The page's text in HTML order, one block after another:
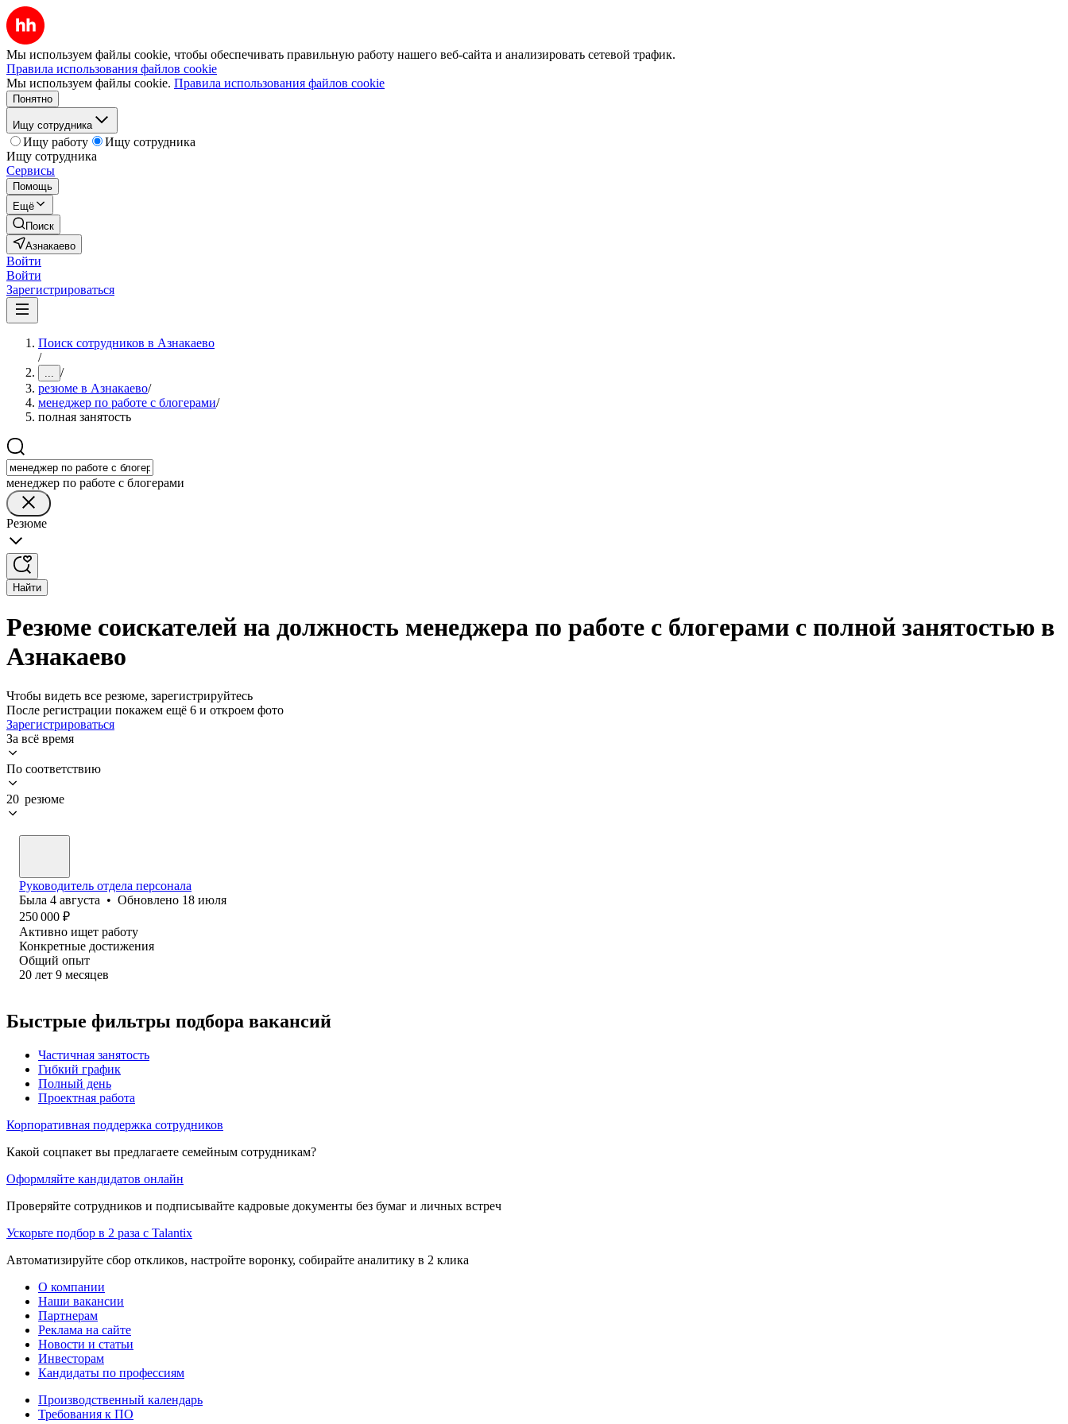
Мы используем файлы cookie, чтобы обеспечивать правильную работу нашего веб-сайта и анализировать сетевой трафик.
Правила использования файлов cookie
Мы используем файлы cookie. Правила использования файлов cookie
Понятно
Ищу сотрудника
Ищу работу
Ищу сотрудника
Ищу сотрудника
Сервисы
Помощь
Ещё
Поиск
Азнакаево
Войти
Войти
Зарегистрироваться
Поиск сотрудников в Азнакаево
/
... /
резюме в Азнакаево/
менеджер по работе с блогерами/
полная занятость
менеджер по работе с блогерами
Резюме
Найти
Резюме соискателей на должность менеджера по работе с блогерами с полной занятостью в
Азнакаево
Чтобы видеть все резюме, зарегистрируйтесь
После регистрации покажем ещё 6 и откроем фото
Зарегистрироваться
За всё время
По соответствию
20 резюме
Руководитель отдела персонала
Была 4 августа • Обновлено 18 июля
250 000 ₽
Активно ищет работу
Конкретные достижения
Общий опыт
20 лет 9 месяцев
Быстрые фильтры подбора вакансий
Частичная занятость
Гибкий график
Полный день
Проектная работа
Корпоративная поддержка сотрудников
Какой соцпакет вы предлагаете семейным сотрудникам?
Оформляйте кандидатов онлайн
Проверяйте сотрудников и подписывайте кадровые документы без бумаг и личных встреч
Ускорьте подбор в 2 раза с Talantix
Автоматизируйте сбор откликов, настройте воронку, собирайте аналитику в 2 клика
О компании
Наши вакансии
Партнерам
Реклама на сайте
Новости и статьи
Инвесторам
Кандидаты по профессиям
Производственный календарь
Требования к ПО